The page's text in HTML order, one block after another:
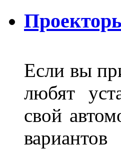
Если вы
любят
свой